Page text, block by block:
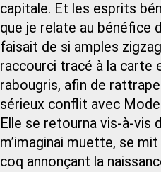
capitale. Et les esprits
que je relate au bénéfice
faisait de si amples
raccourci tracé à la carte
rabougris, afin de
sérieux conflit avec
Elle se retourna vis-à-vis
m’imaginai muette, se
coq annonçant la